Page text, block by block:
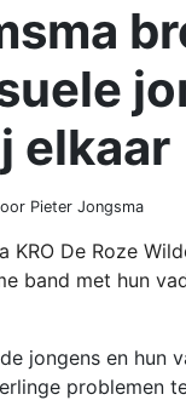
elkaar
Pieter Jongsma
KRO De Roze
band met hun
jongens en hun
problemen